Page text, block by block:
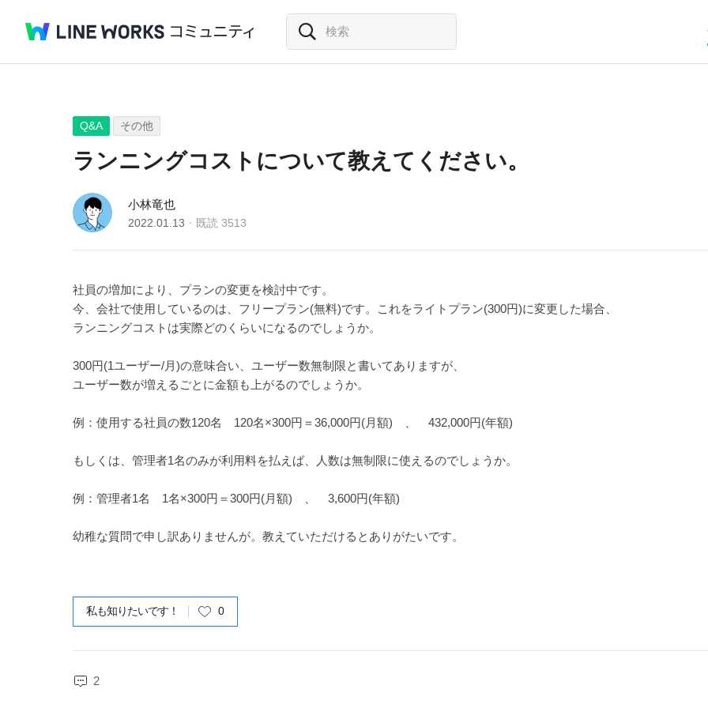
Q&A その他
ランニングコストについて教えてください。
小林竜也
2022.01.13 既読 3513
社員の増加により、プランの変更を検討中です。
今、会社で使用しているのは、フリープラン(無料)です。これをライトプラン(300円)に変更した場合、
ランニングコストは実際どのくらいになるのでしょうか。
300円(1ユーザー/月)の意味合い、ユーザー数無制限と書いてありますが、
ユーザー数が増えるごとに金額も上がるのでしょうか。
例：使用する社員の数120名 120名×300円＝36,000円(月額) 、 432,000円(年額)
もしくは、管理者1名のみが利用料を払えば、人数は無制限に使えるのでしょうか。
例：管理者1名 1名×300円＝300円(月額) 、 3,600円(年額)
幼稚な質問で申し訳ありませんが。教えていただけるとありがたいです。
私も知りたいです！ 0
2